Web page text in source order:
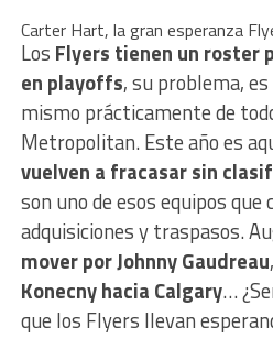
Carter Hart, la gran esperanza
Los Flyers tienen un roster
en playoffs, su problema,
mismo prácticamente de
Metropolitan. Este año es
vuelven a fracasar sin
son uno de esos equipos que
adquisiciones y traspasos.
mover por Johnny Gaudreau
Konecny hacia Calgary…
que los Flyers llevan